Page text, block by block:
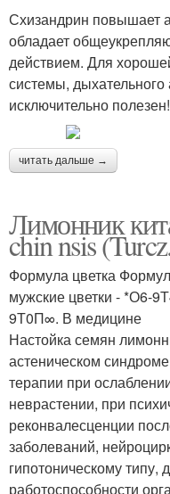
Схизандрин повышает
обладает
действием. Для
системы,
исключительно полезен!
читать дальше →
Лимонник
chin nsis
Формула цветка
мужские цветки - *О6-
9Т0П∞. В медицине
Настойка семян
астеническом
терапии при
неврастении, при
реконвалесценции
заболеваний,
гипотоническому
работоспособности